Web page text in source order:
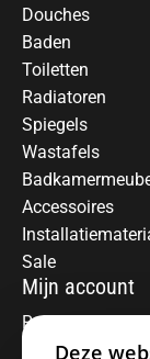
Douches
Baden
Toiletten
Radiatoren
Spiegels
Wastafels
Accessoires
Sale
Mijn account
Registreren
MijnDeze